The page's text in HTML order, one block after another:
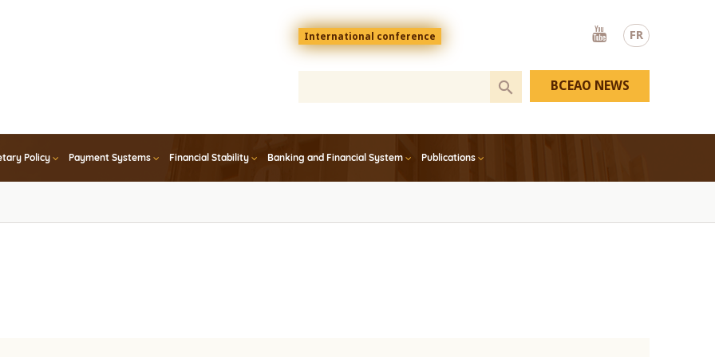
FR
Menu
top
En
International conference
Youtube
Policy Payment Systems Financial Stability Banking and Financial System Publications
BCEAO NEWS